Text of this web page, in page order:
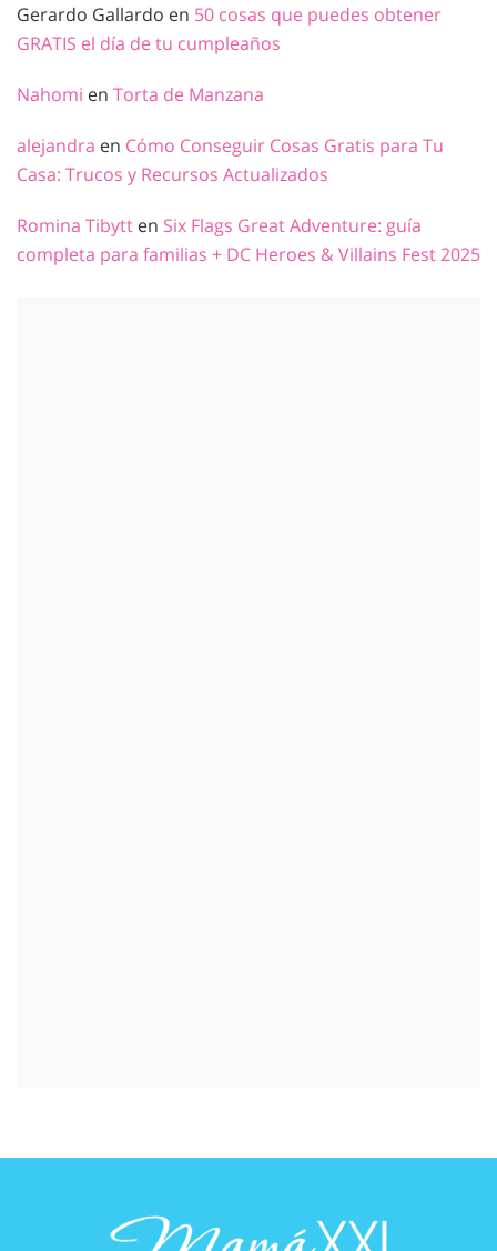
Gerardo Gallardo en 50 cosas que puedes obtener
GRATIS el día de tu cumpleaños
Nahomi en Torta de Manzana
alejandra en Cómo Conseguir Cosas Gratis para Tu
Casa: Trucos y Recursos Actualizados
Romina Tibytt en Six Flags Great Adventure: guía
completa para familias + DC Heroes & Villains Fest 2025